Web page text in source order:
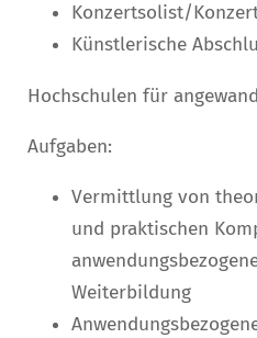
Konzertsolist/
Künstlerische
Hochschulen für
Aufgaben:
Vermittlung von
und praktischen
Weiterbildung